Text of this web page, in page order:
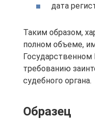
дата
Таким образом,
полном объеме,
Государственном
требованию
судебного органа.
Образец